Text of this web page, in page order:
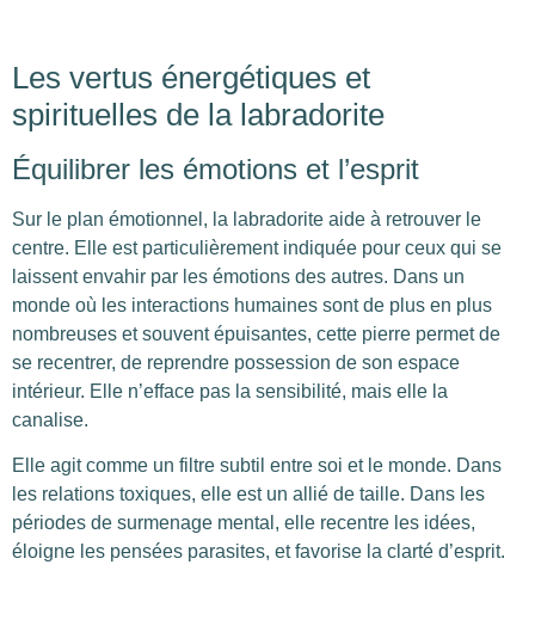
Les vertus énergétiques et
spirituelles de la labradorite
Équilibrer les émotions et l’esprit
Sur le plan émotionnel, la labradorite aide à retrouver le
centre. Elle est particulièrement indiquée pour ceux qui se
laissent envahir par les émotions des autres. Dans un
monde où les interactions humaines sont de plus en plus
nombreuses et souvent épuisantes, cette pierre permet de
se recentrer, de reprendre possession de son espace
intérieur. Elle n’efface pas la sensibilité, mais elle la
canalise.
Elle agit comme un filtre subtil entre soi et le monde. Dans
les relations toxiques, elle est un allié de taille. Dans les
périodes de surmenage mental, elle recentre les idées,
éloigne les pensées parasites, et favorise la clarté d’esprit.